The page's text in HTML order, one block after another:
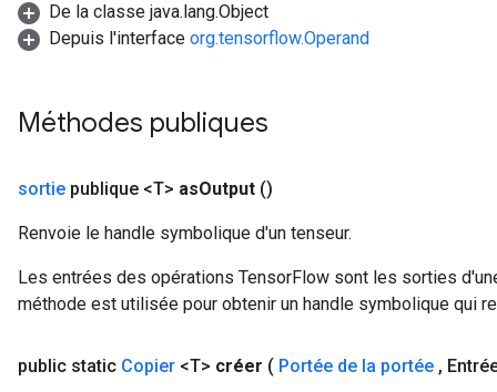
De la classe java.lang.Object
Depuis l'interface org.tensorflow.Operand
Méthodes publiques
sortie publique <T> asOutput ()
Renvoie le handle symbolique d'un tenseur.
Les entrées des opérations TensorFlow sont les sorties
méthode est utilisée pour obtenir un handle symbolique qui
public static Copier <T> créer ( Portée de la portée ,